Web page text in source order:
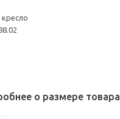
о размере товара